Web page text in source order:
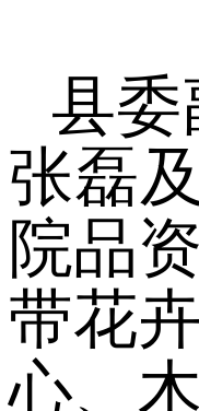
县
张磊
院品
带花
心、